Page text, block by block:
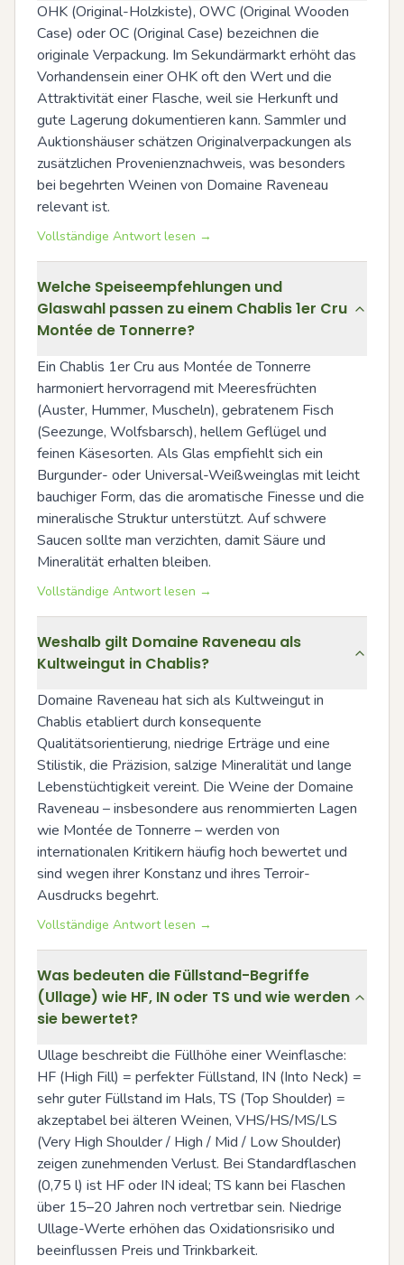
OHK (Original-Holzkiste), OWC (Original Wooden
Case) oder OC (Original Case) bezeichnen die
originale Verpackung. Im Sekundärmarkt erhöht das
Vorhandensein einer OHK oft den Wert und die
Attraktivität einer Flasche, weil sie Herkunft und
gute Lagerung dokumentieren kann. Sammler und
Auktionshäuser schätzen Originalverpackungen als
zusätzlichen Provenienznachweis, was besonders
bei begehrten Weinen von Domaine Raveneau
relevant ist.
Vollständige Antwort lesen →
Welche Speiseempfehlungen und
Glaswahl passen zu einem Chablis 1er Cru
Montée de Tonnerre?
Ein Chablis 1er Cru aus Montée de Tonnerre
harmoniert hervorragend mit Meeresfrüchten
(Auster, Hummer, Muscheln), gebratenem Fisch
(Seezunge, Wolfsbarsch), hellem Geflügel und
feinen Käsesorten. Als Glas empfiehlt sich ein
Burgunder- oder Universal-Weißweinglas mit leicht
bauchiger Form, das die aromatische Finesse und die
mineralische Struktur unterstützt. Auf schwere
Saucen sollte man verzichten, damit Säure und
Mineralität erhalten bleiben.
Vollständige Antwort lesen →
Weshalb gilt Domaine Raveneau als
Kultweingut in Chablis?
Domaine Raveneau hat sich als Kultweingut in
Chablis etabliert durch konsequente
Qualitätsorientierung, niedrige Erträge und eine
Stilistik, die Präzision, salzige Mineralität und lange
Lebenstüchtigkeit vereint. Die Weine der Domaine
Raveneau – insbesondere aus renommierten Lagen
wie Montée de Tonnerre – werden von
internationalen Kritikern häufig hoch bewertet und
sind wegen ihrer Konstanz und ihres Terroir-
Ausdrucks begehrt.
Vollständige Antwort lesen →
Was bedeuten die Füllstand-Begriffe
(Ullage) wie HF, IN oder TS und wie werden
sie bewertet?
Ullage beschreibt die Füllhöhe einer Weinflasche:
HF (High Fill) = perfekter Füllstand, IN (Into Neck) =
sehr guter Füllstand im Hals, TS (Top Shoulder) =
akzeptabel bei älteren Weinen, VHS/HS/MS/LS
(Very High Shoulder / High / Mid / Low Shoulder)
zeigen zunehmenden Verlust. Bei Standardflaschen
(0,75 l) ist HF oder IN ideal; TS kann bei Flaschen
über 15–20 Jahren noch vertretbar sein. Niedrige
Ullage-Werte erhöhen das Oxidationsrisiko und
beeinflussen Preis und Trinkbarkeit.